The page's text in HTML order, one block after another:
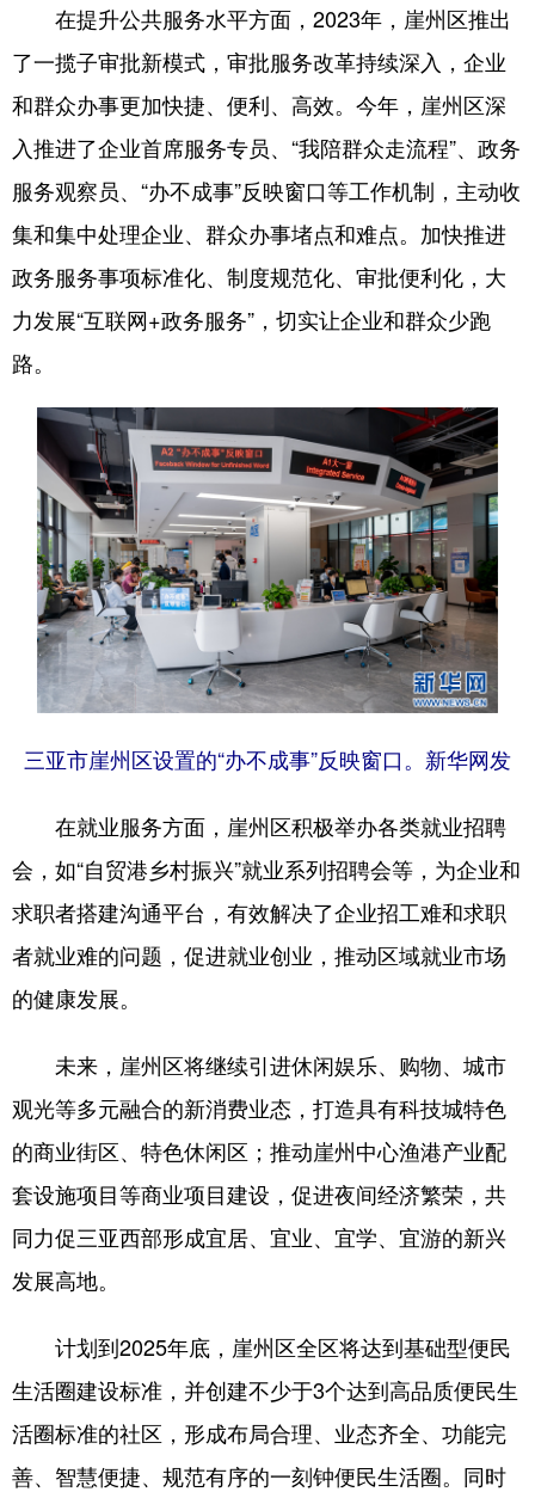
在提升公共服务水平方面，2023年，崖州区推出
了一揽子审批新模式，审批服务改革持续深入，企业
和群众办事更加快捷、便利、高效。今年，崖州区深
入推进了企业首席服务专员、“我陪群众走流程”、政务
服务观察员、“办不成事”反映窗口等工作机制，主动收
集和集中处理企业、群众办事堵点和难点。加快推进
政务服务事项标准化、制度规范化、审批便利化，大
力发展“互联网+政务服务”，切实让企业和群众少跑
路。
三亚市崖州区设置的“办不成事”反映窗口。新华网发
在就业服务方面，崖州区积极举办各类就业招聘
会，如“自贸港乡村振兴”就业系列招聘会等，为企业和
求职者搭建沟通平台，有效解决了企业招工难和求职
者就业难的问题，促进就业创业，推动区域就业市场
的健康发展。
未来，崖州区将继续引进休闲娱乐、购物、城市
观光等多元融合的新消费业态，打造具有科技城特色
的商业街区、特色休闲区；推动崖州中心渔港产业配
套设施项目等商业项目建设，促进夜间经济繁荣，共
同力促三亚西部形成宜居、宜业、宜学、宜游的新兴
发展高地。
计划到2025年底，崖州区全区将达到基础型便民
生活圈建设标准，并创建不少于3个达到高品质便民生
活圈标准的社区，形成布局合理、业态齐全、功能完
善、智慧便捷、规范有序的一刻钟便民生活圈。同时